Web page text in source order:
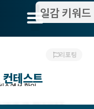
리포팅
테스트
스에서 확인